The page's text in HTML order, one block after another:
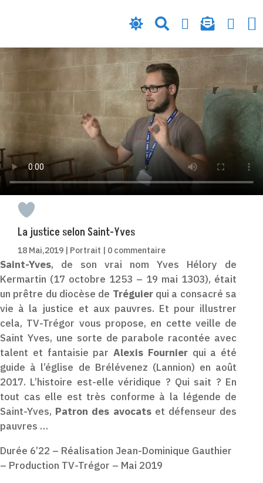
     
La justice selon Saint-Yves
18 Mai,2019 | Portrait | 0 commentaire
Saint-Yves, de son vrai nom Yves Hélory de
Kermartin (17 octobre 1253 – 19 mai 1303), était
un prêtre du diocèse de Tréguierqui a consacré sa
vie à la justice et aux pauvres. Et pour illustrer
cela, TV-Trégor vous propose, en cette veille de
Saint Yves, une sorte de parabole racontée avec
talent et fantaisie parAlexis Fournierqui a été
guide à l’église de Brélévenez (Lannion) en août
2017. L’histoire est-elle véridique ? Qui sait ? En
tout cas elle est très conforme à la légende de
Saint-Yves, Patron des avocatset défenseur des
pauvres …
Durée 6’22 – Réalisation Jean-Dominique Gauthier
– Production TV-Trégor – Mai 2019